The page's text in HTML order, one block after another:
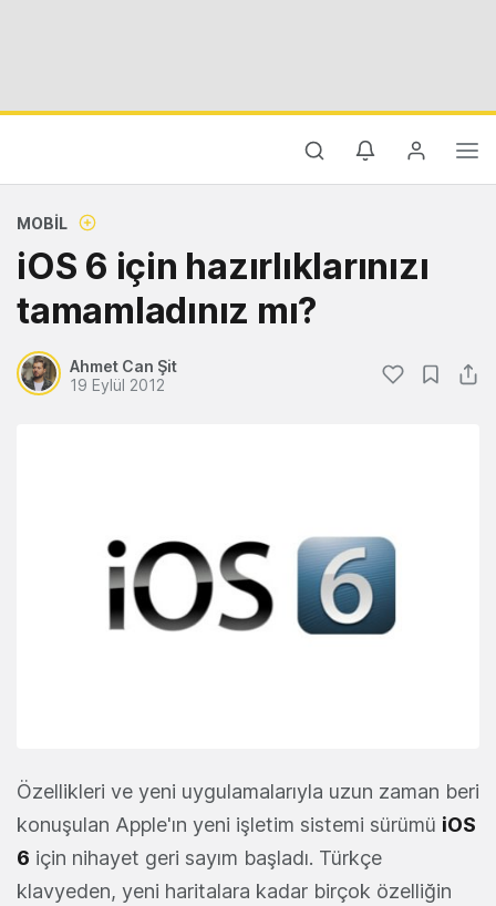
MOBIL
iOS 6 için hazırlıklarınızı
tamamladınız mı?
Ahmet Can Şit
19 Eylül 2012
Özellikleri ve yeni uygulamalarıyla uzun zaman beri
konuşulan Apple'ın yeni işletim sistemi sürümü iOS
6 için nihayet geri sayım başladı. Türkçe
klavyeden, yeni haritalara kadar birçok özelliğin